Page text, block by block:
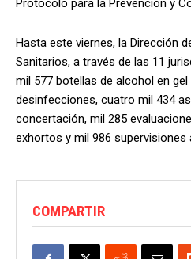
Protocolo para la Prevención y
Hasta este viernes, la Dirección
Sanitarios, a través de las 11
mil 577 botellas de alcohol en
desinfecciones, cuatro mil 434
concertación, mil 285
exhortos y mil 986 supervisiones
COMPARTIR